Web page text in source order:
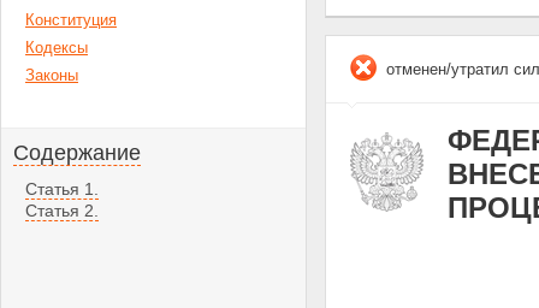
Конституция
Кодексы
Законы
Содержание
Статья 1.
Статья 2.
отменен/утратил